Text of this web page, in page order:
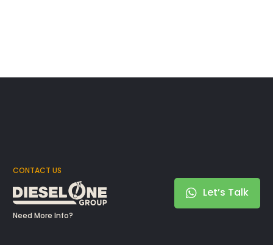
CONTACT US
Need More Info?
Let’s Talk